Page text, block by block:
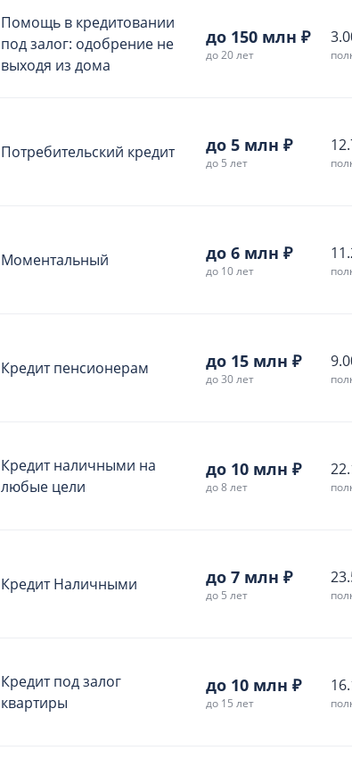
Помощь в кредитовании
под залог: одобрение не
выходя из дома
до 150 млн ₽
до 20 лет
Потребительский кредит до 5 млн ₽
до 5 лет
Моментальный до 6 млн ₽
до 10 лет
Кредит пенсионерам до 15 млн ₽
до 30 лет
Кредит наличными на
любые цели
до 10 млн ₽
до 8 лет
Кредит Наличными до 7 млн ₽
до 5 лет
Кредит под залог
квартиры
до 10 млн ₽
до 15 лет